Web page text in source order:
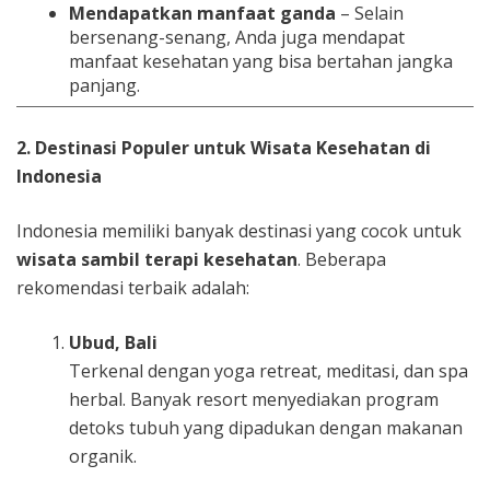
Mendapatkan manfaat ganda – Selain
bersenang-senang, Anda juga mendapat
manfaat kesehatan yang bisa bertahan jangka
panjang.
2. Destinasi Populer untuk Wisata Kesehatan di
Indonesia
Indonesia memiliki banyak destinasi yang cocok untuk
wisata sambil terapi kesehatan. Beberapa
rekomendasi terbaik adalah:
Ubud, Bali
Terkenal dengan yoga retreat, meditasi, dan spa
herbal. Banyak resort menyediakan program
detoks tubuh yang dipadukan dengan makanan
organik.